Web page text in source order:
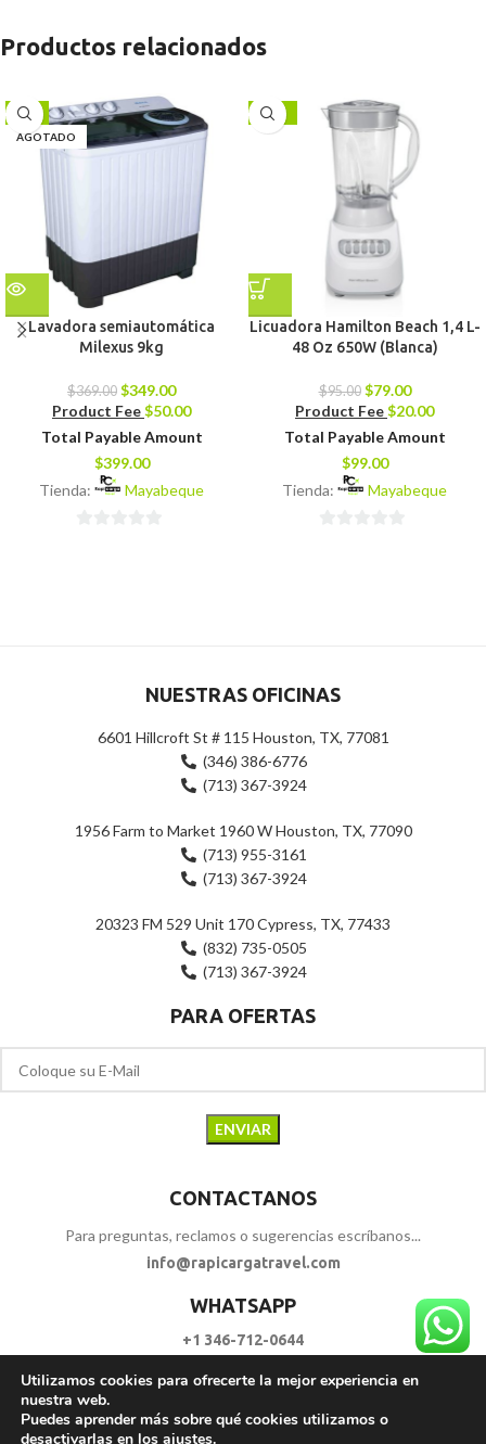
Productos relacionados
-5%
AGOTADO
Lavadora semiautomática
Milexus 9kg
$369.00 $349.00
Product Fee$50.00
Total Payable Amount
$399.00
Tienda:
Mayabeque
-17%
Licuadora Hamilton Beach 1,4 L-
48 Oz 650W (Blanca)
$95.00 $79.00
Product Fee$20.00
Total Payable Amount
$99.00
Tienda:
Mayabeque
NUESTRAS OFICINAS
6601 Hillcroft St # 115 Houston, TX, 77081
(346) 386-6776
(713) 367-3924
1956 Farm to Market 1960 W Houston, TX, 77090
(713) 955-3161
(713) 367-3924
20323 FM 529 Unit 170 Cypress, TX, 77433
(832) 735-0505
(713) 367-3924
PARA OFERTAS
CONTACTANOS
Para preguntas, reclamos o sugerencias escríbanos...
info@rapicargatravel.com
WHATSAPP
+1 346-712-0644
SIGUENOS
Utilizamos cookies para ofrecerte la mejor experiencia en
nuestra web.
Puedes aprender más sobre qué cookies utilizamos o
desactivarlas en los ajustes.